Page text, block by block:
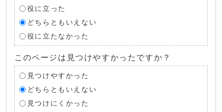
役に立った
どちらともいえない
役に立たなかった
このページは見つけやすかったですか？
見つけやすかった
どちらともいえない
見つけにくかった